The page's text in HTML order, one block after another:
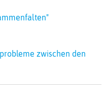
zwischen den